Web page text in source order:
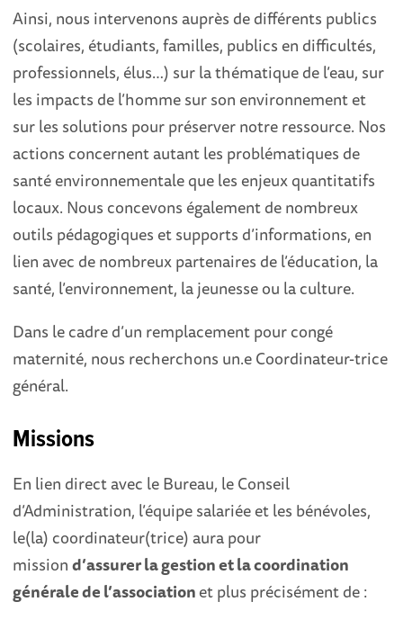
Ainsi, nous intervenons auprès de différents publics
(scolaires, étudiants, familles, publics en difficultés,
professionnels, élus…) sur la thématique de l’eau, sur
les impacts de l’homme sur son environnement et
sur les solutions pour préserver notre ressource. Nos
actions concernent autant les problématiques de
santé environnementale que les enjeux quantitatifs
locaux. Nous concevons également de nombreux
outils pédagogiques et supports d’informations, en
lien avec de nombreux partenaires de l’éducation, la
santé, l’environnement, la jeunesse ou la culture.
Dans le cadre d’un remplacement pour congé
maternité, nous recherchons un.e Coordinateur-trice
général.
Missions
En lien direct avec le Bureau, le Conseil
d’Administration, l’équipe salariée et les bénévoles,
le(la) coordinateur(trice) aura pour
missiond’assurer la gestion et la coordination
générale de l’associationet plus précisément de :